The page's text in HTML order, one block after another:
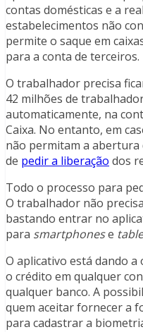
contas domésticas e a
estabelecimentos não
permite o saque em
para a conta de terceiros.
O trabalhador precisa
42 milhões de
automaticamente, na
Caixa. No entanto, em
não permitam a abertura
de pedir a liberação dos
Todo o processo para
O trabalhador não
bastando entrar no
para smartphonese
O aplicativo está dando
o crédito em qualquer
qualquer banco. A
quem aceitar fornecer a
para cadastrar a